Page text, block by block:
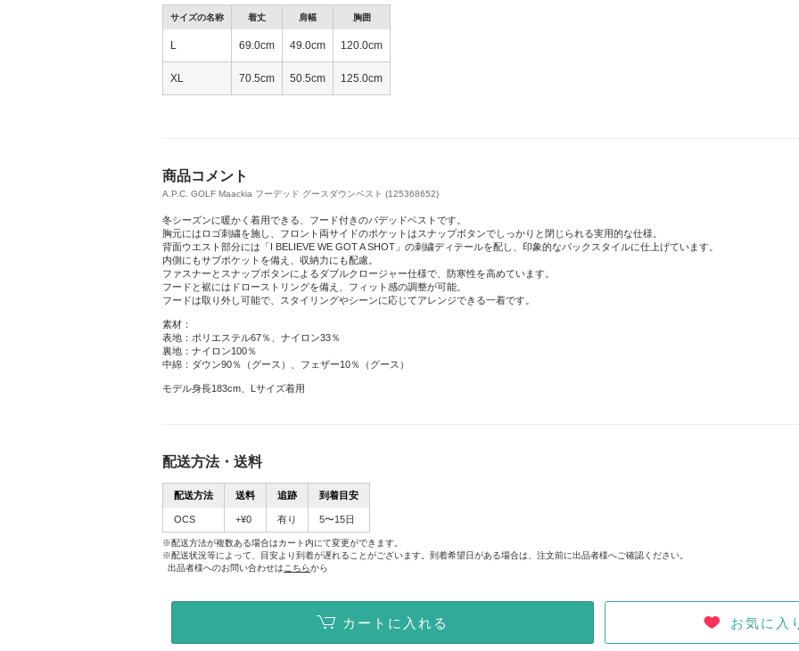
サイズの名称 着丈 肩幅 胸囲
69.0cm 49.0cm 120.0cm
XL 70.5cm 50.5cm 125.0cm
商品コメント
A.P.C. GOLF Maackia フーデッド グースダウンベスト (125368652)
冬シーズンに暖かく着用できる、フード付きのパデッドベストです。
胸元にはロゴ刺繍を施し、フロント両サイドのポケットはスナップボタンでしっかりと閉じられる実用的な仕様。
背面ウエスト部分には「I BELIEVE WE GOT A SHOT」の刺繍ディテールを配し、印象的なバックスタイルに仕上げています。
内側にもサブポケットを備え、収納力にも配慮。
ファスナーとスナップボタンによるダブルクロージャー仕様で、防寒性を高めています。
フードと裾にはドローストリングを備え、フィット感の調整が可能。
フードは取り外し可能で、スタイリングやシーンに応じてアレンジできる一着です。
素材：
表地：ポリエステル67％、ナイロン33％
裏地：ナイロン100％
中綿：ダウン90％（グース）、フェザー10％（グース）
モデル身長183cm、Lサイズ着用
配送方法・送料
配送方法 送料 追跡 到着目安
OCS +¥0 有り 5〜15日
※配送方法が複数ある場合はカート内にて変更ができます。
※配送状況等によって、目安より到着が遅れることがございます。到着希望日がある場合は、注文前に出品者様へご確認ください。
出品者様へのお問い合わせはこちらから
カートに入れる お気に入